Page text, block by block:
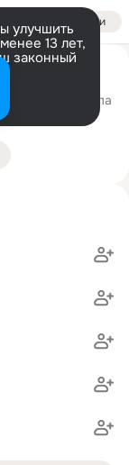
Войти
улучшить
13 лет,
законный
лет)
3 школа